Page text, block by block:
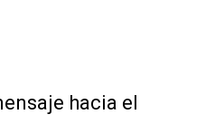
hacia el